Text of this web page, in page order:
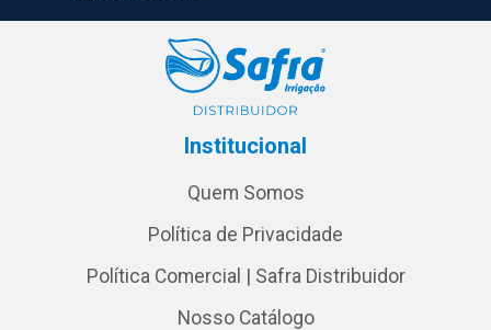
Institucional
Quem Somos
Política de Privacidade
Política Comercial | Safra Distribuidor
Nosso Catálogo